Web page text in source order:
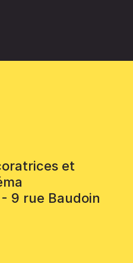
et
9 rue Baudoin